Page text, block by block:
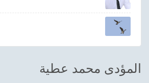
Asian
Foreign
المؤدى محمد عطية